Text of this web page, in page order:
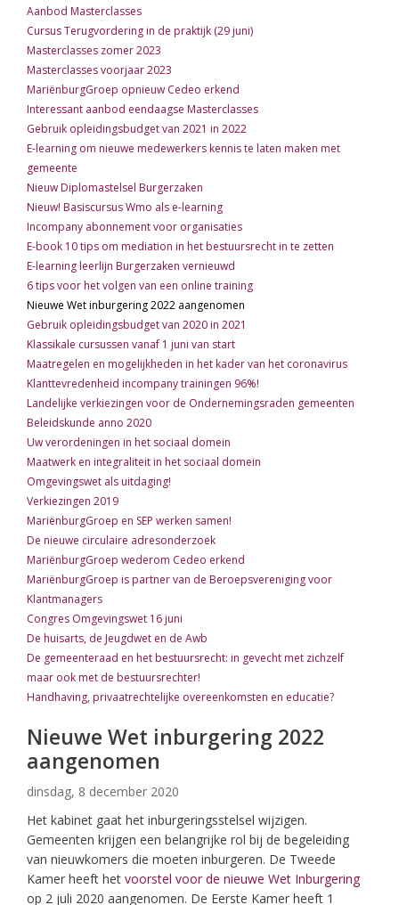
Aanbod Masterclasses
Cursus Terugvordering in de praktijk (29 juni)
Masterclasses zomer 2023
Masterclasses voorjaar 2023
MariënburgGroep opnieuw Cedeo erkend
Interessant aanbod eendaagse Masterclasses
Gebruik opleidingsbudget van 2021 in 2022
E-learning om nieuwe medewerkers kennis te laten maken met
gemeente
Nieuw Diplomastelsel Burgerzaken
Nieuw! Basiscursus Wmo als e-learning
Incompany abonnement voor organisaties
E-book 10 tips om mediation in het bestuursrecht in te zetten
E-learning leerlijn Burgerzaken vernieuwd
6 tips voor het volgen van een online training
Nieuwe Wet inburgering 2022 aangenomen
Gebruik opleidingsbudget van 2020 in 2021
Klassikale cursussen vanaf 1 juni van start
Maatregelen en mogelijkheden in het kader van het coronavirus
Klanttevredenheid incompany trainingen 96%!
Landelijke verkiezingen voor de Ondernemingsraden gemeenten
Beleidskunde anno 2020
Uw verordeningen in het sociaal domein
Maatwerk en integraliteit in het sociaal domein
Omgevingswet als uitdaging!
Verkiezingen 2019
MariënburgGroep en SEP werken samen!
De nieuwe circulaire adresonderzoek
MariënburgGroep wederom Cedeo erkend
MariënburgGroep is partner van de Beroepsvereniging voor
Klantmanagers
Congres Omgevingswet 16 juni
De huisarts, de Jeugdwet en de Awb
De gemeenteraad en het bestuursrecht: in gevecht met zichzelf
maar ook met de bestuursrechter!
Handhaving, privaatrechtelijke overeenkomsten en educatie?
Nieuwe Wet inburgering 2022
aangenomen
dinsdag, 8 december 2020
Het kabinet gaat het inburgeringsstelsel wijzigen.
Gemeenten krijgen een belangrijke rol bij de begeleiding
van nieuwkomers die moeten inburgeren. De Tweede
Kamer heeft het voorstel voor de nieuwe Wet Inburgering
op 2 juli 2020 aangenomen. De Eerste Kamer heeft 1